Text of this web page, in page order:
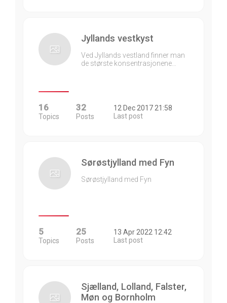
Jyllands vestkyst
Ved Jyllands vestland finner man
de største konsentrasjonene…
16
Topics
32
Posts
12 Dec 2017 21:58
Last post
Sørøstjylland med Fyn
Sørøstjylland med Fyn
5
Topics
25
Posts
13 Apr 2022 12:42
Last post
Sjælland, Lolland, Falster,
Møn og Bornholm